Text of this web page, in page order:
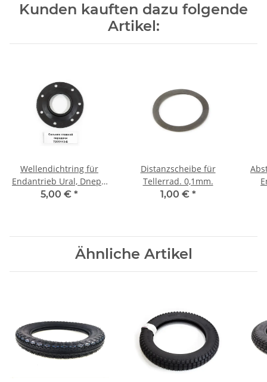
Kunden kauften dazu folgende
Artikel:
Wellendichtring für
Endantrieb Ural, Dnepr,
K750, M72. Bremsseit
5,00 € *
Distanzscheibe für
Tellerrad. 0,1mm.
1,00 € *
Ähnliche Artikel